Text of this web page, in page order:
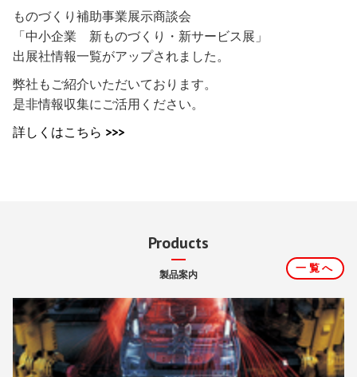
ものづくり補助事業展示商談会
「中小企業 新ものづくり・新サービス展」
出展社情報一覧がアップされました。
弊社もご紹介いただいております。
是非情報収集にご活用ください。
詳しくはこちら >>>
Products
製品案内 一覧へ